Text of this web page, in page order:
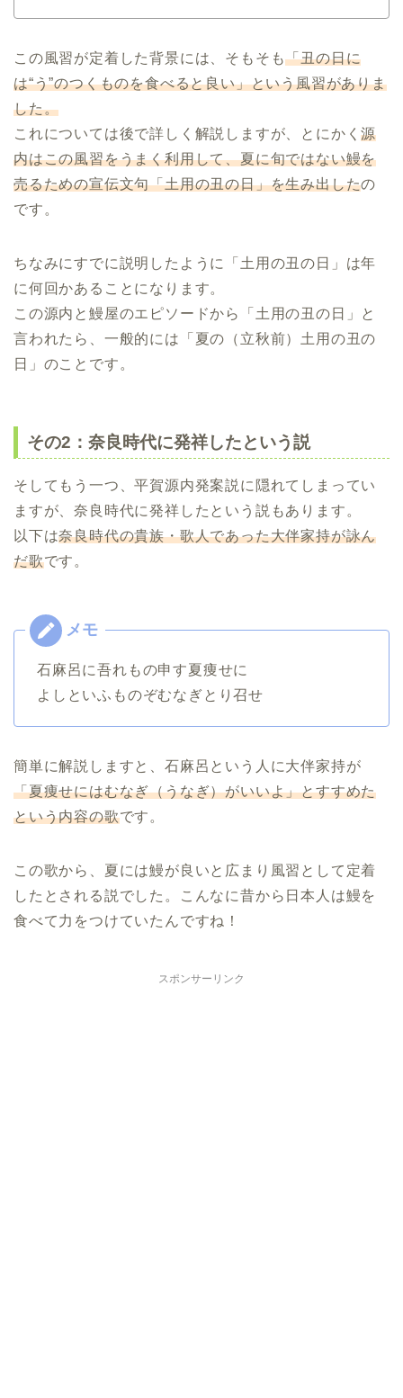
この風習が定着した背景には、そもそも「丑の日に
は“う”のつくものを食べると良い」という風習がありま
した。
これについては後で詳しく解説しますが、とにかく源
内はこの風習をうまく利用して、夏に旬ではない鰻を
売るための宣伝文句「土用の丑の日」を生み出したの
です。
ちなみにすでに説明したように「土用の丑の日」は年
に何回かあることになります。
この源内と鰻屋のエピソードから「土用の丑の日」と
言われたら、一般的には「夏の（立秋前）土用の丑の
日」のことです。
その2：奈良時代に発祥したという説
そしてもう一つ、平賀源内発案説に隠れてしまってい
ますが、奈良時代に発祥したという説もあります。
以下は奈良時代の貴族・歌人であった大伴家持が詠ん
だ歌です。
石麻呂に吾れもの申す夏痩せに
よしといふものぞむなぎとり召せ
簡単に解説しますと、石麻呂という人に大伴家持が
「夏痩せにはむなぎ（うなぎ）がいいよ」とすすめた
という内容の歌です。
この歌から、夏には鰻が良いと広まり風習として定着
したとされる説でした。こんなに昔から日本人は鰻を
食べて力をつけていたんですね！
スポンサーリンク